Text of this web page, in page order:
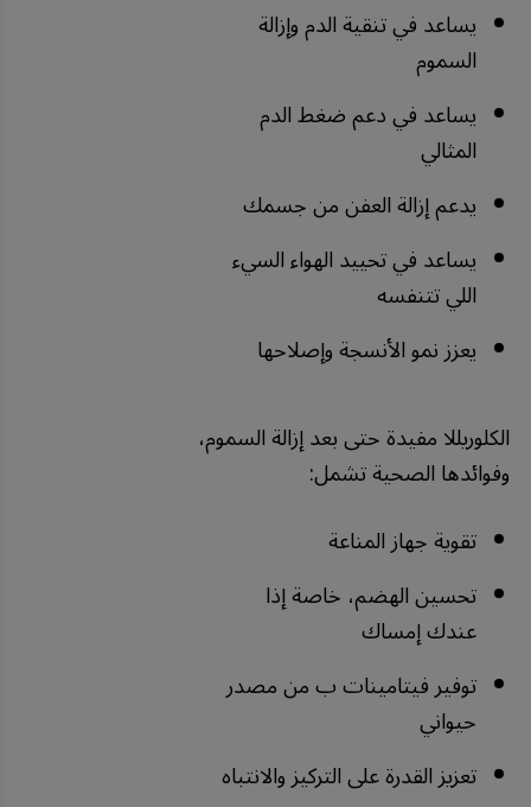
يساعد في تنقية الدم وإزالة
السموم
يساعد في دعم ضغط الدم
المثالي
يدعم إزالة العفن من جسمك
يساعد في تحييد الهواء السيء
اللي تتنفسه
يعزز نمو الأنسجة وإصلاحها
الكلوريللا مفيدة حتى بعد إزالة السموم،
وفوائدها الصحية تشمل:
تقوية جهاز المناعة
تحسين الهضم، خاصة إذا
عندك إمساك
توفير فيتامينات ب من مصدر
حيواني
تعزيز القدرة على التركيز والانتباه